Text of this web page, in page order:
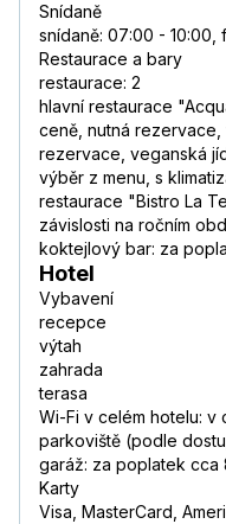
Snídaně
snídaně: 07:00 - 10:00,
Restaurace a bary
restaurace: 2
hlavní restaurace
ceně, nutná rezervace,
rezervace, veganská
výběr z menu, s
restaurace "Bistro La
závislosti na ročním
koktejlový bar: za
Hotel
Vybavení
recepce
výtah
zahrada
terasa
Wi-Fi v celém hotelu: v
parkoviště (podle
garáž: za poplatek cca
Karty
Visa, MasterCard,